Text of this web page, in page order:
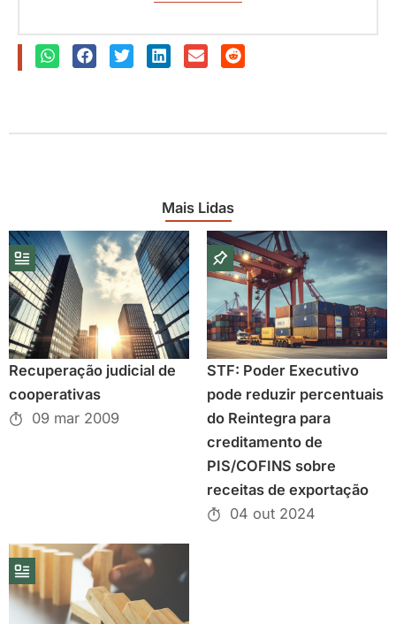
Mais Lidas
Recuperação judicial de
cooperativas
09 mar 2009
STF: Poder Executivo
pode reduzir percentuais
do Reintegra para
creditamento de
PIS/COFINS sobre
receitas de exportação
04 out 2024